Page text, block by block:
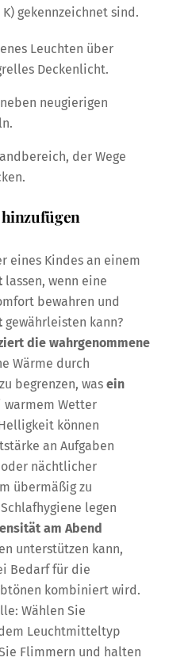
K) gekennzeichnet sind.
Leuchten über
Deckenlicht.
neugierigen
der Wege
eines Kindes an einem
lassen, wenn eine
bewahren und
gewährleisten kann?
die wahrgenommene
Wärme durch
begrenzen, wasein
warmem Wetter
können
an Aufgaben
nächtlicher
übermäßig zu
legen
am Abend
unterstützen kann,
Bedarf für die
kombiniert wird.
Wählen Sie
Leuchtmitteltyp
Flimmern und halten